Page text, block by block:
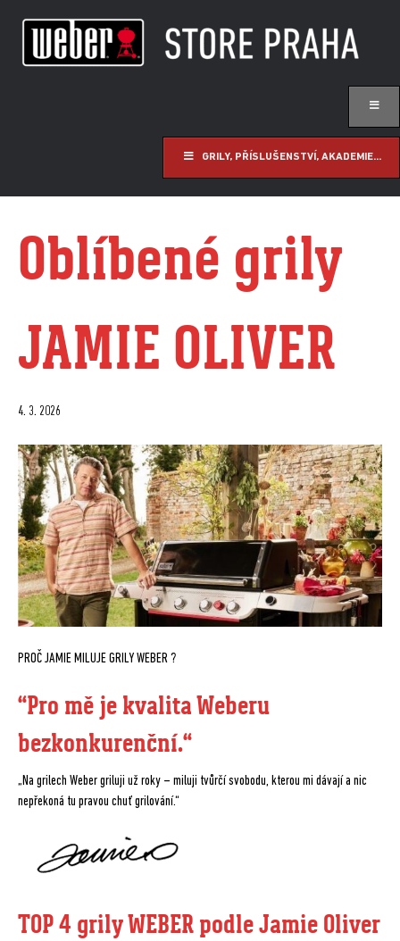
GRILY, PŘÍSLUŠENSTVÍ, AKADEMIE...
Oblíbené grily
JAMIE OLIVER
4. 3. 2026
PROČ JAMIE MILUJE GRILY WEBER ?
“Pro mě je kvalita Weberu
bezkonkurenční.“
„Na grilech Weber griluji už roky – miluji tvůrčí svobodu, kterou mi dávají a nic
nepřekoná tu pravou chuť grilování.“
TOP 4 grily WEBER podle Jamie Oliver